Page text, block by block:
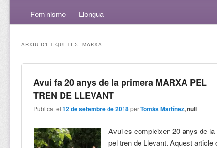
Feminisme
Llengua
ARXIU D'ETIQUETES:MARXA
Avui fa 20 anys de la primera MARXA PEL
TREN DE LLEVANT
Publicat el12 de setembre de 2018 perTomàs Martínez, null
Avui es compleixen 20 anys de
pel tren de Llevant. Aquest article